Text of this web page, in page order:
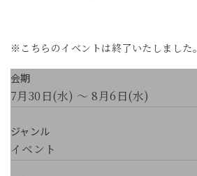
※こちらのイベントは終了いたしました。
会期
7月30日(水) ～ 8月6日(水)
ジャンル
イベント